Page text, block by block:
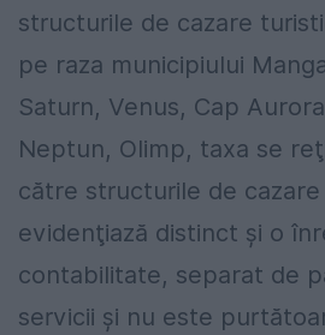
structurile de cazare
pe raza municipiului
Saturn, Venus, Cap
Neptun, Olimp, taxa se
către structurile de
evidenţiază distinct şi o
contabilitate, separat de
servicii şi nu este